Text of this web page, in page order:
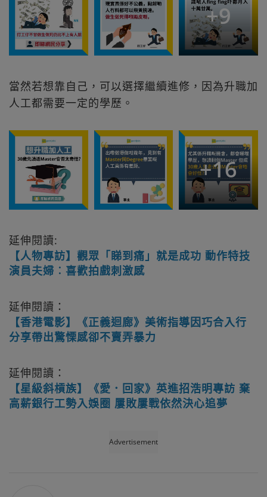
+9
當然若想靠自己，可以選擇繼續進修，因為升職加
人工都需要一定的學歷。
+16
延伸閱讀:
【人物專訪】觀眾「睇到痛」就是成功 動作特技
演員夫婦︰喜歡拍戲刺激感
延伸閱讀：
【香港電影】《正義迴廊》美術指導因巧合入行
分享帶出驚慄感卻不賣弄暴力
延伸閱讀：
【星級斜槓族】《愛．回家》英進招浩明專訪 棄
高薪銀行工勢入娛圈 屢敗屢戰依然決心追夢
Advertisement